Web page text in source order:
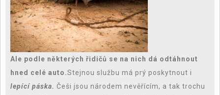
Ale podle některých řidičů se na nich dá odtáhnout
hned celé auto.Stejnou službu má prý poskytnout i
lepící páska. Češi jsou národem nevěřícím, a tak trochu